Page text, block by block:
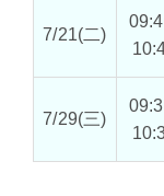
7/21(二)
7/29(三)